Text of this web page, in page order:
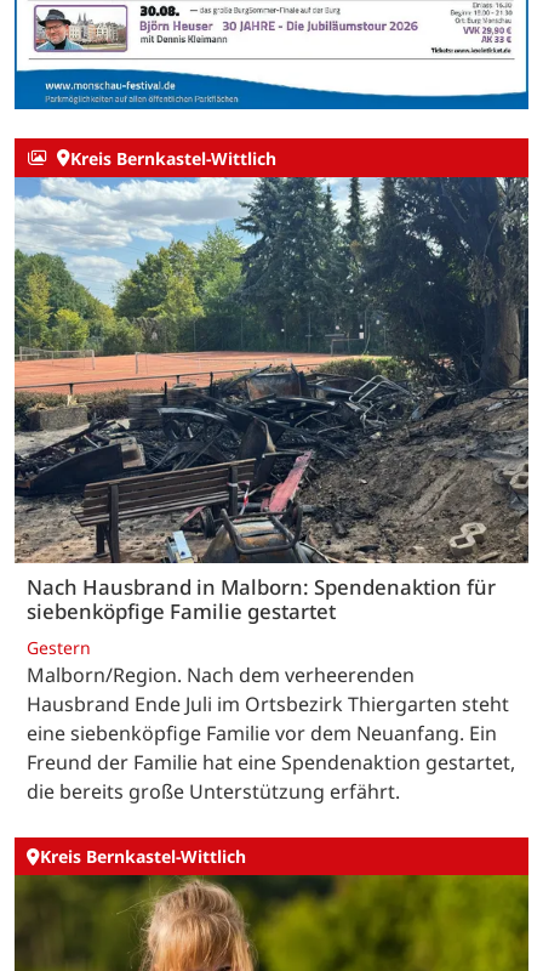
Kreis Bernkastel-Wittlich
Nach Hausbrand in Malborn: Spendenaktion für
siebenköpfige Familie gestartet
Gestern
Malborn/Region. Nach dem verheerenden
Hausbrand Ende Juli im Ortsbezirk Thiergarten steht
eine siebenköpfige Familie vor dem Neuanfang. Ein
Freund der Familie hat eine Spendenaktion gestartet,
die bereits große Unterstützung erfährt.
Kreis Bernkastel-Wittlich